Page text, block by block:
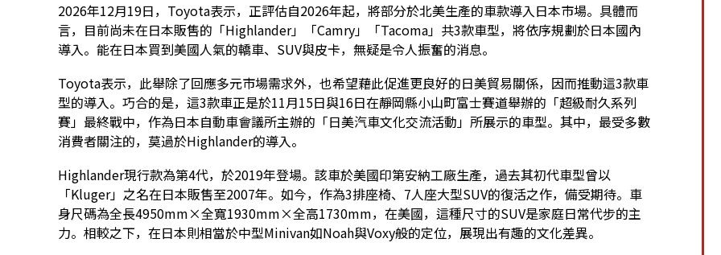
2026年12月19日，Toyota表示，正評估自2026年起，將部分於北美生產的車款導入日本市場。具體而
言，目前尚未在日本販售的「Highlander」「Camry」「Tacoma」共3款車型，將依序規劃於日本國內
導入。能在日本買到美國人氣的轎車、SUV與皮卡，無疑是令人振奮的消息。
Toyota表示，此舉除了回應多元市場需求外，也希望藉此促進更良好的日美貿易關係，因而推動這3款車
型的導入。巧合的是，這3款車正是於11月15日與16日在靜岡縣小山町富士賽道舉辦的「超級耐久系列
賽」最終戰中，作為日本自動車會議所主辦的「日美汽車文化交流活動」所展示的車型。其中，最受多數
消費者關注的，莫過於Highlander的導入。
Highlander現行款為第4代，於2019年登場。該車於美國印第安納工廠生產，過去其初代車型曾以
「Kluger」之名在日本販售至2007年。如今，作為3排座椅、7人座大型SUV的復活之作，備受期待。車
身尺碼為全長4950mm×全寬1930mm×全高1730mm，在美國，這種尺寸的SUV是家庭日常代步的主
力。相較之下，在日本則相當於中型Minivan如Noah與Voxy般的定位，展現出有趣的文化差異。